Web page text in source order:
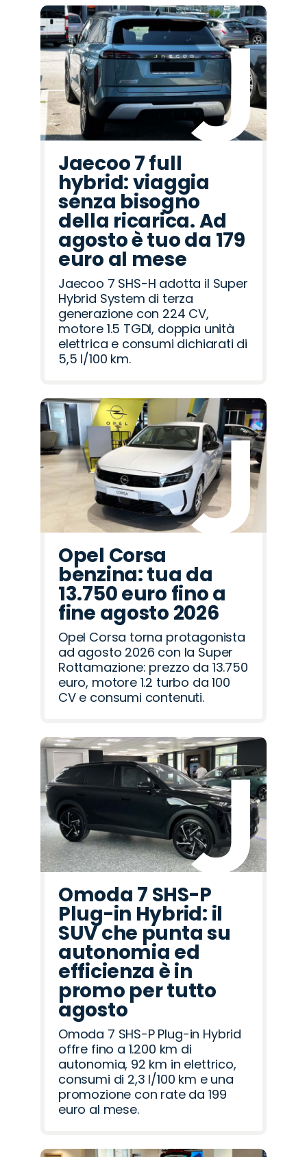
Jaecoo 7 full
hybrid: viaggia
senza bisogno
della ricarica. Ad
agosto è tuo da 179
euro al mese
Jaecoo 7 SHS-H adotta il Super
Hybrid System di terza
generazione con 224 CV,
motore 1.5 TGDI, doppia unità
elettrica e consumi dichiarati di
5,5 l/100 km.
Opel Corsa
benzina: tua da
13.750 euro fino a
fine agosto 2026
Opel Corsa torna protagonista
ad agosto 2026 con la Super
Rottamazione: prezzo da 13.750
euro, motore 1.2 turbo da 100
CV e consumi contenuti.
Omoda 7 SHS-P
Plug-in Hybrid: il
SUV che punta su
autonomia ed
efficienza è in
promo per tutto
agosto
Omoda 7 SHS-P Plug-in Hybrid
offre fino a 1.200 km di
autonomia, 92 km in elettrico,
consumi di 2,3 l/100 km e una
promozione con rate da 199
euro al mese.